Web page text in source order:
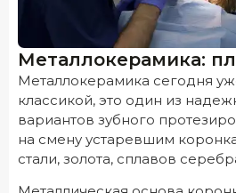
Металлокерамика:
Металлокерамика сегодня
классикой, это один из
вариантов зубного
на смену устаревшим
стали, золота, сплавов